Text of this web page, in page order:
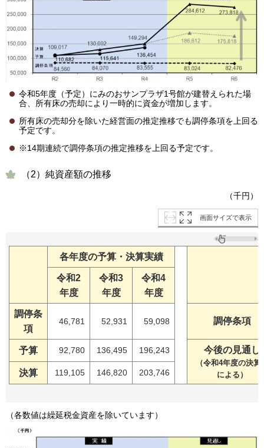
令和5年度（予定）にみのおサンプラザ1号館が建替えられた場
合、所有床の売却により一時的に資金が増加します。
所有床の売却分を除いた経営面の推定推移でも調停条項を上回る
予定です。
※14期連続で調停条項の推定推移を上回る予定です。
（2）純資産額の推移
（千円）
画面サイズで表示
各年度の予算・決算実績
令和2
年度
令和3
年度
令和4
年度
調停条
項
46,781 52,931 59,098 調停条項
予算 92,780 136,495 196,243 今後の見通し
（令和4年度の決算
による）
決算 119,105 146,820 203,746
（各数値は繰延税金資産を除いています）